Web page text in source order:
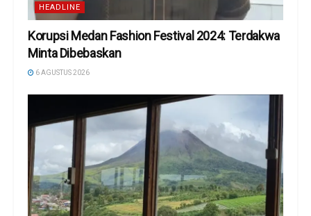
HEADLINE
Korupsi Medan Fashion Festival 2024: Terdakwa
Minta Dibebaskan
6 AGUSTUS 2026